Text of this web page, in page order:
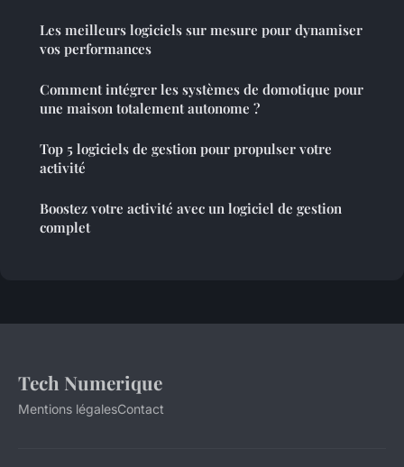
Les meilleurs logiciels sur mesure pour dynamiser
vos performances
Comment intégrer les systèmes de domotique pour
une maison totalement autonome ?
Top 5 logiciels de gestion pour propulser votre
activité
Boostez votre activité avec un logiciel de gestion
complet
Tech Numerique
Mentions légalesContact